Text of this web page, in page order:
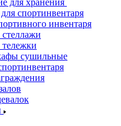
для хранения
спортинвентаря
инвентаря
сушильные